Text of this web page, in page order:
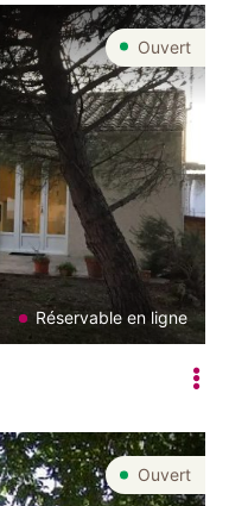
Ouvert
Réservable en ligne
Ouvert